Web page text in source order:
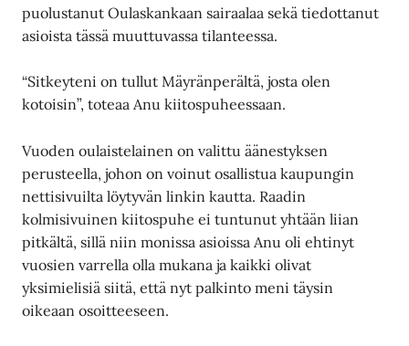
puolustanut Oulaskankaan sairaalaa sekä tiedottanut
asioista tässä muuttuvassa tilanteessa.
“Sitkeyteni on tullut Mäyränperältä, josta olen
kotoisin”, toteaa Anu kiitospuheessaan.
Vuoden oulaistelainen on valittu äänestyksen
perusteella, johon on voinut osallistua kaupungin
nettisivuilta löytyvän linkin kautta. Raadin
kolmisivuinen kiitospuhe ei tuntunut yhtään liian
pitkältä, sillä niin monissa asioissa Anu oli ehtinyt
vuosien varrella olla mukana ja kaikki olivat
yksimielisiä siitä, että nyt palkinto meni täysin
oikeaan osoitteeseen.